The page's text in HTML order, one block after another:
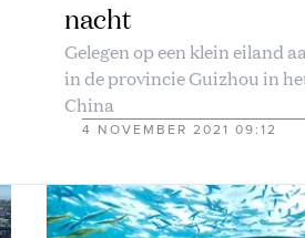
nacht
Gelegen op een klein eiland
in de provincie Guizhou in
China
4 NOVEMBER 2021 09:12